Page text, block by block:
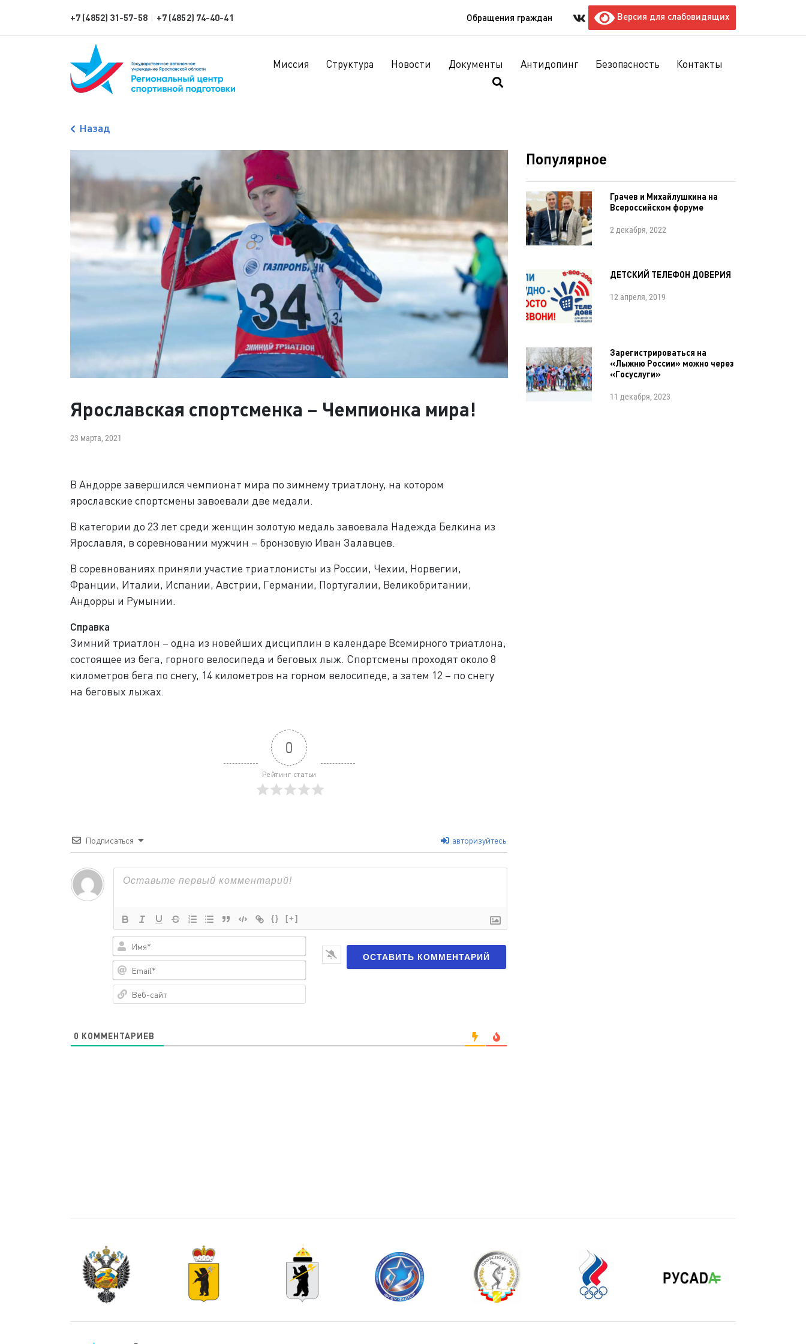
+7 (4852) 31-57-58 | +7 (4852) 74-40-41 Обращения граждан Версия для слабовидящих
Миссия Структура Новости Документы Антидопинг Безопасность Контакты
Назад
Ярославская спортсменка – Чемпионка мира!
23 марта, 2021
В Андорре завершился чемпионат мира по зимнему триатлону, на котором
ярославские спортсмены завоевали две медали.
В категории до 23 лет среди женщин золотую медаль завоевала Надежда Белкина из
Ярославля, в соревновании мужчин – бронзовую Иван Залавцев.
В соревнованиях приняли участие триатлонисты из России, Чехии, Норвегии,
Франции, Италии, Испании, Австрии, Германии, Португалии, Великобритании,
Андорры и Румынии.
Справка
Зимний триатлон – одна из новейших дисциплин в календаре Всемирного триатлона,
состоящее из бега, горного велосипеда и беговых лыж. Спортсмены проходят около 8
километров бега по снегу, 14 километров на горном велосипеде, а затем 12 – по снегу
на беговых лыжах.
0
Рейтинг статьи
Подписаться авторизуйтесь
{} [+]
Имя*
Email*
сайт
0 КОММЕНТАРИЕВ
Популярное
Грачев и Михайлушкина на
Всероссийском форуме
2 декабря, 2022
ДЕТСКИЙ ТЕЛЕФОН ДОВЕРИЯ
12 апреля, 2019
Зарегистрироваться на
«Лыжню России» можно через
«Госуслуги»
11 декабря, 2023